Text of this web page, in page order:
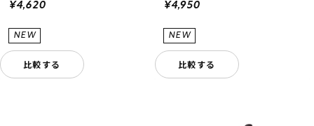
¥4,620
比較する
¥4,950
比較する